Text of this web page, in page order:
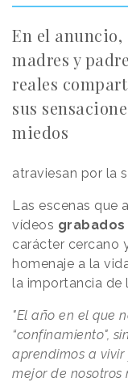
En el anuncio,
madres y
reales
sus
miedos
atraviesan por la
Las escenas que
vídeos
carácter cercano
homenaje a la
la importancia de
"El año en el que
“confinamiento",
aprendimos a
mejor de nosotros